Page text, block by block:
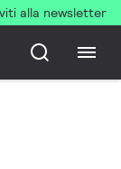
alla newsletter